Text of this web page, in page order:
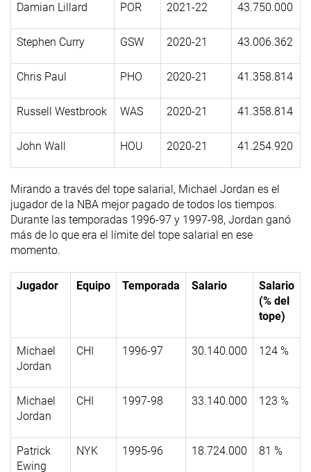
Damian Lillard POR 2021-22 43.750.000
Stephen Curry GSW 2020-21 43.006.362
Chris Paul PHO 2020-21 41.358.814
Russell Westbrook WAS 2020-21 41.358.814
John Wall HOU 2020-21 41.254.920
Mirando a través del tope salarial, Michael Jordan es el
jugador de la NBA mejor pagado de todos los tiempos.
Durante las temporadas 1996-97 y 1997-98, Jordan ganó
más de lo que era el límite del tope salarial en ese
momento.
Jugador Equipo Temporada Salario
Salario
(% del
tope)
Michael
Jordan
CHI 1996-97 30.140.000 124 %
Michael
Jordan
CHI 1997-98 33.140.000 123 %
Patrick
Ewing
NYK 1995-96 18.724.000 81 %